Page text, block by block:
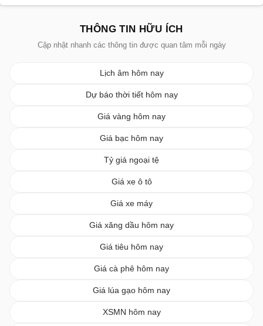
THÔNG TIN HỮU ÍCH
Cập nhật nhanh các thông tin được quan tâm mỗi ngày
Lịch âm hôm nay
Dự báo thời tiết hôm nay
Giá vàng hôm nay
Giá bạc hôm nay
Tỷ giá ngoại tệ
Giá xe ô tô
Giá xe máy
Giá xăng dầu hôm nay
Giá tiêu hôm nay
Giá cà phê hôm nay
Giá lúa gạo hôm nay
XSMN hôm nay